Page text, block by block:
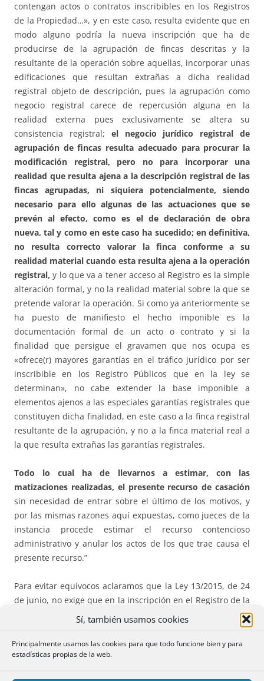
Sí, también usamos cookies
Principalmente usamos las cookies para que todo funcione bien y para
estadísticas propias de la web.
contengan actos o contratos inscribibles en los Registros
de la Propiedad…», y en este caso, resulta evidente que en
modo alguno podría la nueva inscripción que ha de
producirse de la agrupación de fincas descritas y la
resultante de la operación sobre aquellas, incorporar unas
edificaciones que resultan extrañas a dicha realidad
registral objeto de descripción, pues la agrupación como
negocio registral carece de repercusión alguna en la
realidad externa pues exclusivamente se altera su
consistencia registral; el negocio jurídico registral de
agrupación de fincas resulta adecuado para procurar la
modificación registral, pero no para incorporar una
realidad que resulta ajena a la descripción registral de las
fincas agrupadas, ni siquiera potencialmente, siendo
necesario para ello algunas de las actuaciones que se
prevén al efecto, como es el de declaración de obra
nueva, tal y como en este caso ha sucedido; en definitiva,
no resulta correcto valorar la finca conforme a su
realidad material cuando esta resulta ajena a la operación
registral,y lo que va a tener acceso al Registro es la simple
alteración formal, y no la realidad material sobre la que se
pretende valorar la operación. Si como ya anteriormente se
ha puesto de manifiesto el hecho imponible es la
documentación formal de un acto o contrato y si la
finalidad que persigue el gravamen que nos ocupa es
«ofrece(r) mayores garantías en el tráfico jurídico por ser
inscribible en los Registro Públicos que en la ley se
determinan», no cabe extender la base imponible a
elementos ajenos a las especiales garantías registrales que
constituyen dicha finalidad, en este caso a la finca registral
resultante de la agrupación, y no a la finca material real a
la que resulta extrañas las garantías registrales.
Todo lo cual ha de llevarnos a estimar, con las
matizaciones realizadas, el presente recurso de casación
sin necesidad de entrar sobre el último de los motivos, y
por las mismas razones aquí expuestas, como jueces de la
instancia procede estimar el recurso contencioso
administrativo y anular los actos de los que trae causa el
presente recurso.”
Para evitar equívocos aclaramos que la Ley 13/2015, de 24
de junio, no exige que en la inscripción en el Registro de la
Propiedad de la agrupación de fincas se comprendan las
En elInforme Fiscal correspondiente al mes de enero de